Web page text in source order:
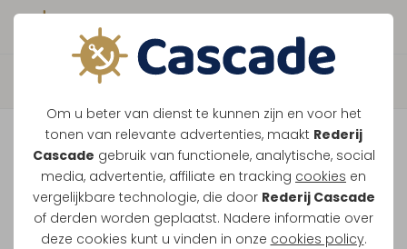
Om u beter van dienst te kunnen zijn en voor het
tonen van relevante advertenties, maakt Rederij
Cascade gebruik van functionele, analytische, social
media, advertentie, affiliate en tracking cookies en
vergelijkbare technologie, die door Rederij Cascade
of derden worden geplaatst. Nadere informatie over
deze cookies kunt u vinden in onze cookies policy.
Boek direct je vaart
Vaar je mee over de
Maasplassen?
Ondanks de lage waterstanden gaan
onze vaarten gewoon door.